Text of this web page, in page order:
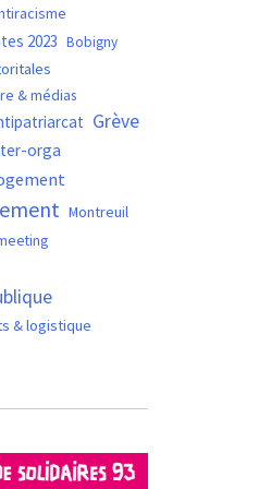
2023 Bobigny
& médias
Grève
orga
Montreuil
& logistique